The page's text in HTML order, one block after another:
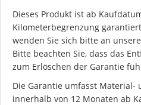
Dieses Produkt ist ab
Kilometerbegrenzung
wenden Sie sich bitte an
Bitte beachten Sie, dass das
zum Erlöschen der Garantie
Die Garantie umfasst
innerhalb von 12 Monaten ab